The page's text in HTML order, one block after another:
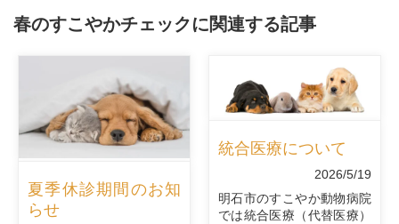
春のすこやかチェックに関連する記事
夏季休診期間のお知
らせ
統合医療について
2026/5/19
明石市のすこやか動物病院
では統合医療（代替医療）